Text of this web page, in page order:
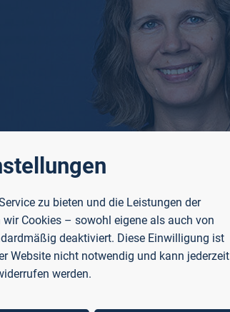
zu bieten und die Leistungen der
wir Cookies – sowohl eigene als auch von
deaktiviert. Diese Einwilligung ist
Website nicht notwendig und kann jederzeit
werden.